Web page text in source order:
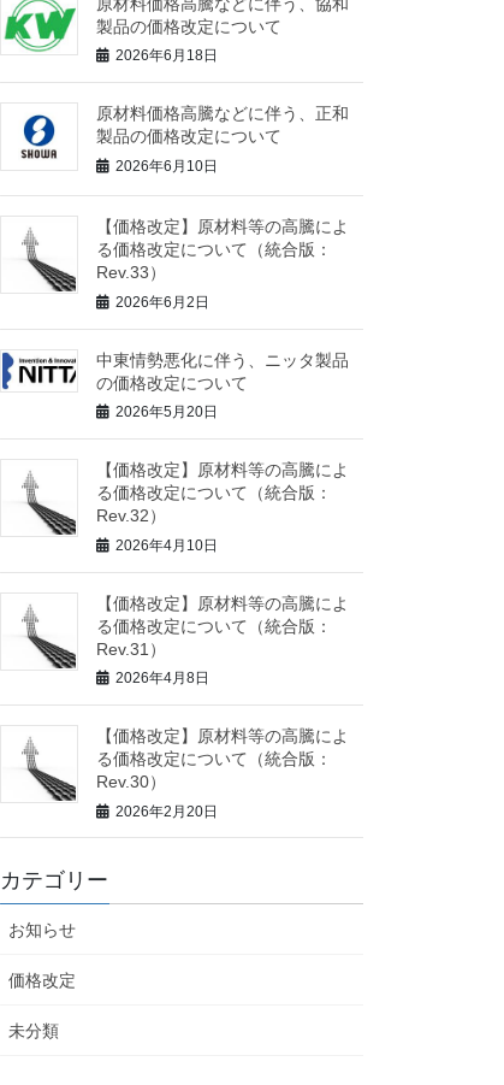
製品の価格改定について
2026年6月18日
原材料価格高騰などに伴う、正和
製品の価格改定について
2026年6月10日
【価格改定】原材料等の高騰によ
る価格改定について（統合版：
Rev.33）
2026年6月2日
中東情勢悪化に伴う、ニッタ製品
の価格改定について
2026年5月20日
【価格改定】原材料等の高騰によ
る価格改定について（統合版：
Rev.32）
2026年4月10日
【価格改定】原材料等の高騰によ
る価格改定について（統合版：
Rev.31）
2026年4月8日
【価格改定】原材料等の高騰によ
る価格改定について（統合版：
Rev.30）
2026年2月20日
カテゴリー
お知らせ
価格改定
未分類